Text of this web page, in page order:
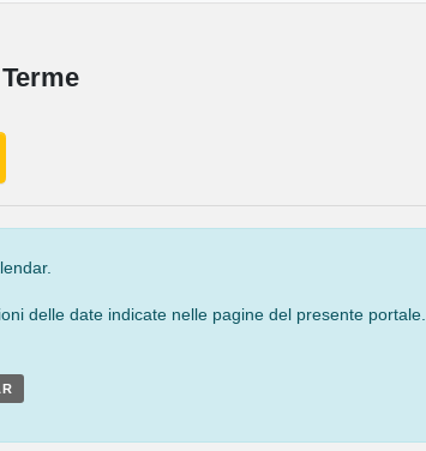
delle date indicate nelle pagine del presente portale.